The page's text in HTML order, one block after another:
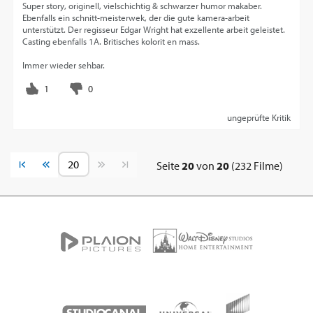
Super story, originell, vielschichtig & schwarzer humor makaber.
Ebenfalls ein schnitt-meisterwek, der die gute kamera-arbeit
unterstützt. Der regisseur Edgar Wright hat exzellente arbeit geleistet.
Casting ebenfalls 1A. Britisches kolorit en mass.
Immer wieder sehbar.
ungeprüfte Kritik
Vorherige SeiteNächste SeiteSeite20von 20 (232 Filme)